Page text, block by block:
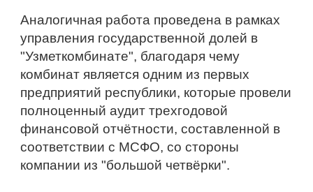
Аналогичная работа проведена в рамках
управления государственной долей в
"Узметкомбинате", благодаря чему
комбинат является одним из первых
предприятий республики, которые провели
полноценный аудит трехгодовой
финансовой отчётности, составленной в
соответствии с МСФО, со стороны
компании из "большой четвёрки".